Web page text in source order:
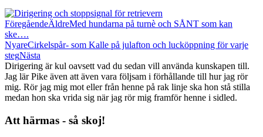
FöregåendeÄldreMed hundarna på turnè och SÅNT som kan
ske….
NyareCirkelspår- som Kalle på julafton och lucköppning för varje
stegNästa
Dirigering är kul oavsett vad du sedan vill använda kunskapen till.
Jag lär Pike även att även vara följsam i förhållande till hur jag rör
mig. Rör jag mig mot eller från henne på rak linje ska hon stå stilla
medan hon ska vrida sig när jag rör mig framför henne i sidled.
Att härmas - så skoj!